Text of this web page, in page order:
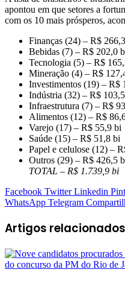
apontou em que setores a
com os 10 mais prósperos,
Finanças (24) – R$
Bebidas (7) – R$ 202,0
Tecnologia (5) – R$
Mineração (4) – R$
Investimentos (19) – R$
Indústria (32) – R$
Infraestrutura (7) – R$
Alimentos (12) – R$
Varejo (17) – R$ 55,9 bi
Saúde (15) – R$ 51,8 bi
Papel e celulose (12) –
Outros (29) – R$ 426,5
TOTAL – R$ 1.739,9 bi
Facebook Twitter Linkedin
WhatsApp Telegram
Artigos relacionados